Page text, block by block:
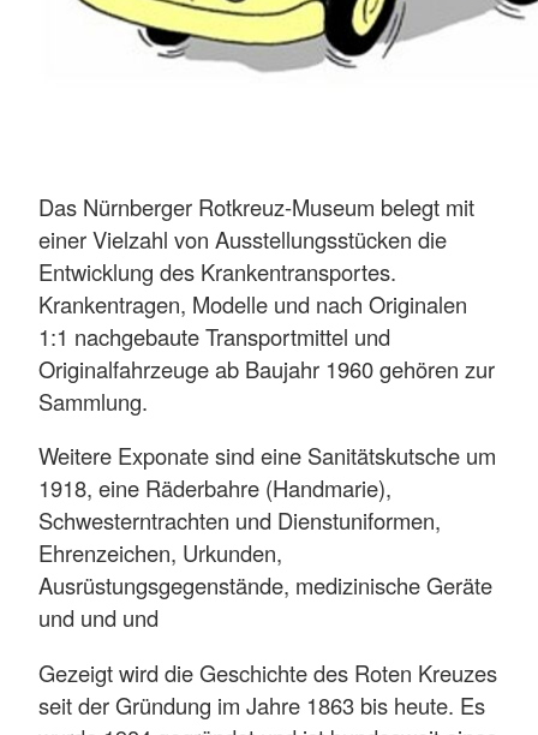
Das Nürnberger Rotkreuz-Museum belegt mit
einer Vielzahl von Ausstellungsstücken die
Entwicklung des Krankentransportes.
Krankentragen, Modelle und nach Originalen
1:1 nachgebaute Transportmittel und
Originalfahrzeuge ab Baujahr 1960 gehören zur
Sammlung.
Weitere Exponate sind eine Sanitätskutsche um
1918, eine Räderbahre (Handmarie),
Schwesterntrachten und Dienstuniformen,
Ehrenzeichen, Urkunden,
Ausrüstungsgegenstände, medizinische Geräte
und und und
Gezeigt wird die Geschichte des Roten Kreuzes
seit der Gründung im Jahre 1863 bis heute. Es